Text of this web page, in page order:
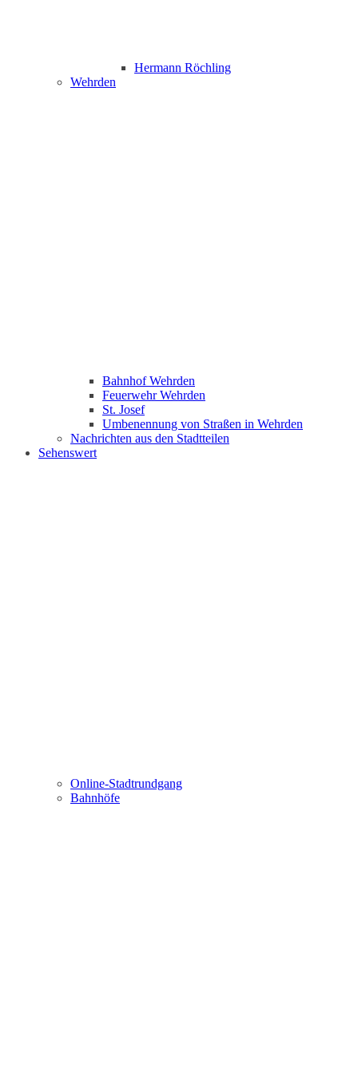
Hermann Röchling
Wehrden
Bahnhof Wehrden
Feuerwehr Wehrden
St. Josef
Umbenennung von Straßen in Wehrden
Nachrichten aus den Stadtteilen
Sehenswert
Online-Stadtrundgang
Bahnhöfe